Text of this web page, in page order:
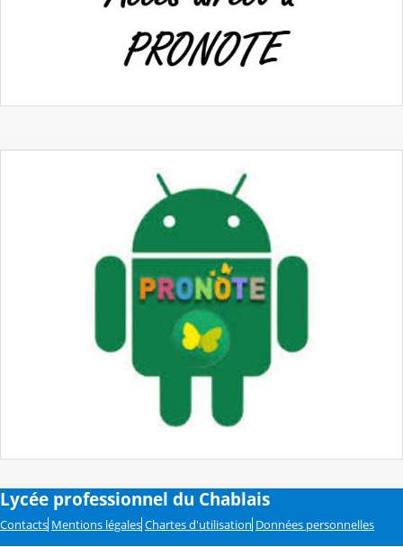
Lycée professionnel du Chablais
Contacts Mentions légales Chartes d'utilisation Données personnelles